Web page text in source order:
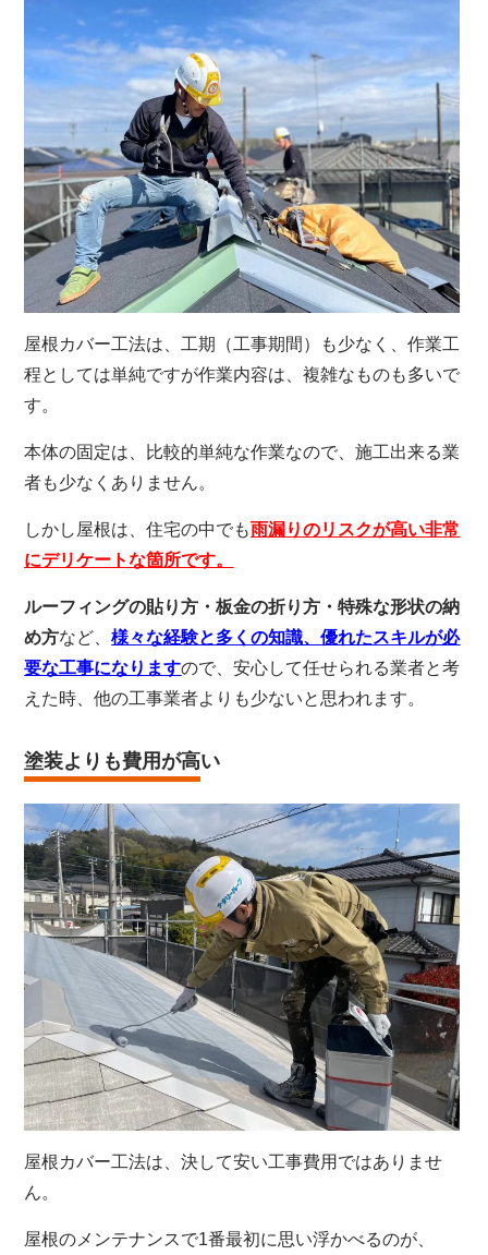
屋根カバー工法は、工期（工事期間）も少なく、作業工
程としては単純ですが作業内容は、複雑なものも多いで
す。
本体の固定は、比較的単純な作業なので、施工出来る業
者も少なくありません。
しかし屋根は、住宅の中でも雨漏りのリスクが高い非常
にデリケートな箇所です。
ルーフィングの貼り方・板金の折り方・特殊な形状の納
め方など、様々な経験と多くの知識、優れたスキルが必
要な工事になりますので、安心して任せられる業者と考
えた時、他の工事業者よりも少ないと思われます。
塗装よりも費用が高い
屋根カバー工法は、決して安い工事費用ではありませ
ん。
屋根のメンテナンスで1番最初に思い浮かべるのが、